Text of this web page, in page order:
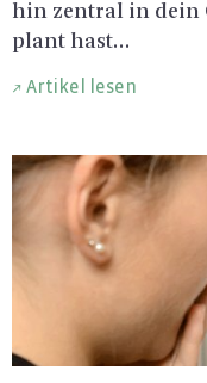
hin zen­tral in dein
plant hast…
Artikel lesen